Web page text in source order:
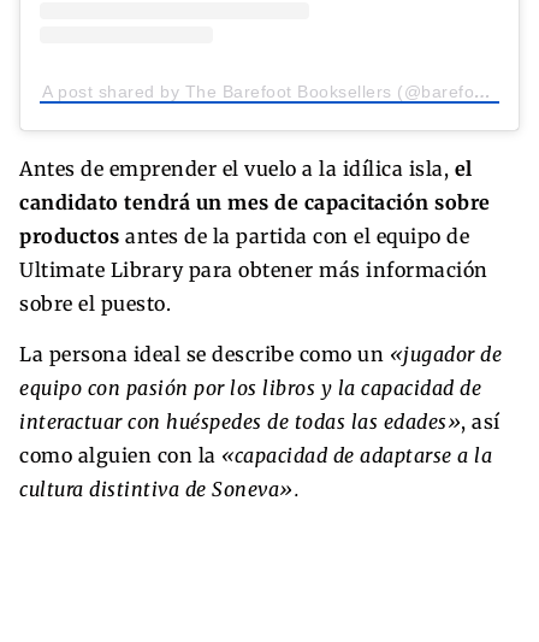
A post shared by The Barefoot Booksellers (@barefootbooksellers)
Antes de emprender el vuelo a la idílica isla, el
candidato tendrá un mes de capacitación sobre
productos antes de la partida con el equipo de
Ultimate Library para obtener más información
sobre el puesto.
La persona ideal se describe como un «jugador de
equipo con pasión por los libros y la capacidad de
interactuar con huéspedes de todas las edades», así
como alguien con la «capacidad de adaptarse a la
cultura distintiva de Soneva».